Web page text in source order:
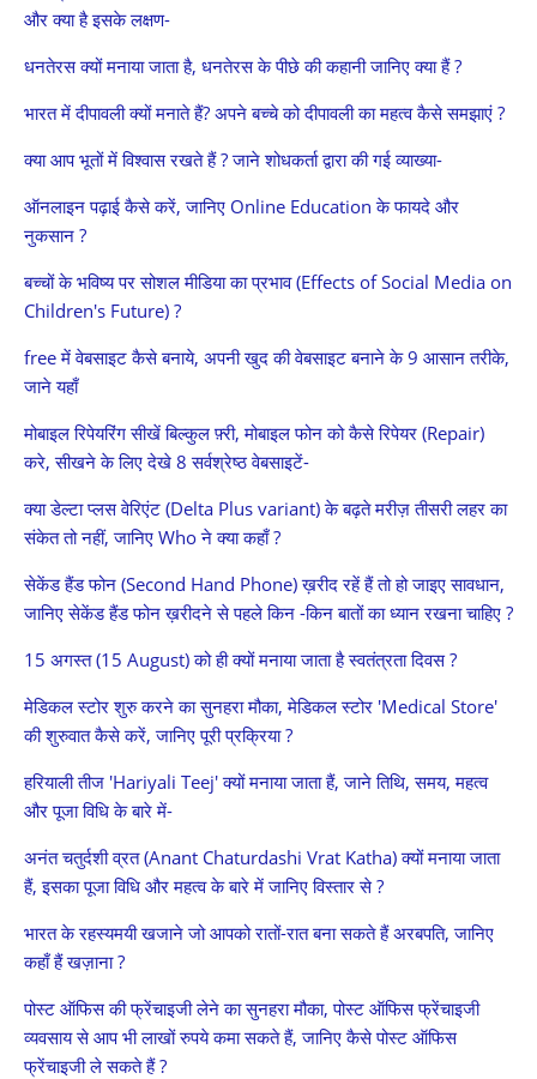
और क्या है इसके लक्षण-
धनतेरस क्यों मनाया जाता है, धनतेरस के पीछे की कहानी जानिए क्या हैं ?
भारत में दीपावली क्यों मनाते हैं? अपने बच्चे को दीपावली का महत्व कैसे समझाएं ?
क्या आप भूतों में विश्वास रखते हैं ? जाने शोधकर्ता द्वारा की गई व्याख्या-
ऑनलाइन पढ़ाई कैसे करें, जानिए Online Education के फायदे और
नुकसान ?
बच्चों के भविष्य पर सोशल मीडिया का प्रभाव (Effects of Social Media on
Children's Future) ?
free में वेबसाइट कैसे बनाये, अपनी खुद की वेबसाइट बनाने के 9 आसान तरीके,
जाने यहाँ
मोबाइल रिपेयरिंग सीखें बिल्कुल फ़्री, मोबाइल फोन को कैसे रिपेयर (Repair)
करे, सीखने के लिए देखे 8 सर्वश्रेष्ठ वेबसाइटें-
क्या डेल्टा प्लस वेरिएंट (Delta Plus variant) के बढ़ते मरीज़ तीसरी लहर का
संकेत तो नहीं, जानिए Who ने क्या कहाँ ?
सेकेंड हैंड फोन (Second Hand Phone) ख़रीद रहें हैं तो हो जाइए सावधान,
जानिए सेकेंड हैंड फोन ख़रीदने से पहले किन -किन बातों का ध्यान रखना चाहिए ?
15 अगस्त (15 August) को ही क्यों मनाया जाता है स्वतंत्रता दिवस ?
मेडिकल स्टोर शुरु करने का सुनहरा मौका, मेडिकल स्टोर 'Medical Store'
की शुरुवात कैसे करें, जानिए पूरी प्रक्रिया ?
हरियाली तीज 'Hariyali Teej' क्यों मनाया जाता हैं, जाने तिथि, समय, महत्व
और पूजा विधि के बारे में-
अनंत चतुर्दशी व्रत (Anant Chaturdashi Vrat Katha) क्यों मनाया जाता
हैं, इसका पूजा विधि और महत्व के बारे में जानिए विस्तार से ?
भारत के रहस्यमयी खजाने जो आपको रातों-रात बना सकते हैं अरबपति, जानिए
कहाँ हैं खज़ाना ?
पोस्ट ऑफिस की फ्रेंचाइजी लेने का सुनहरा मौका, पोस्ट ऑफिस फ्रेंचाइजी
व्यवसाय से आप भी लाखों रुपये कमा सकते हैं, जानिए कैसे पोस्ट ऑफिस
फ्रेंचाइजी ले सकते हैं ?